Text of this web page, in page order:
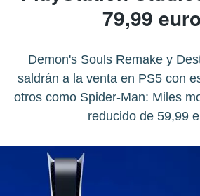
79,99
Demon's Souls Remake y
saldrán a la venta en PS5 con
otros como Spider-Man: Miles
reducido de 59,99